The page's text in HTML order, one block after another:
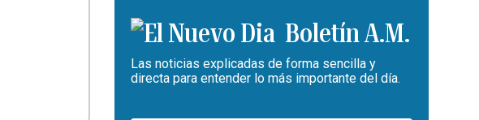
Boletín A.M.
Las noticias explicadas de forma sencilla y
directa para entender lo más importante del día.